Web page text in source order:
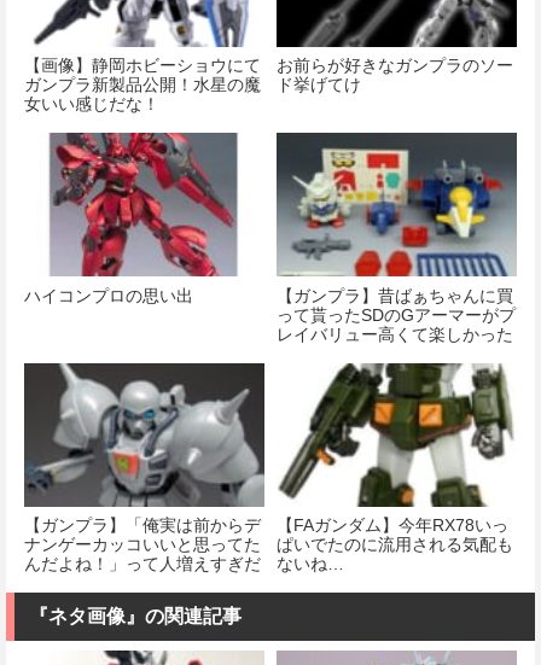
【画像】静岡ホビーショウにて
ガンプラ新製品公開！水星の魔
女いい感じだな！
お前らが好きなガンプラのソー
ド挙げてけ
ハイコンプロの思い出
【ガンプラ】昔ばぁちゃんに買
って貰ったSDのGアーマーがプ
レイバリュー高くて楽しかった
【ガンプラ】「俺実は前からデ
ナンゲーカッコいいと思ってた
んだよね！」って人増えすぎだ
【FAガンダム】今年RX78いっ
ぱいでたのに流用される気配も
ないね…
『ネタ画像』の関連記事